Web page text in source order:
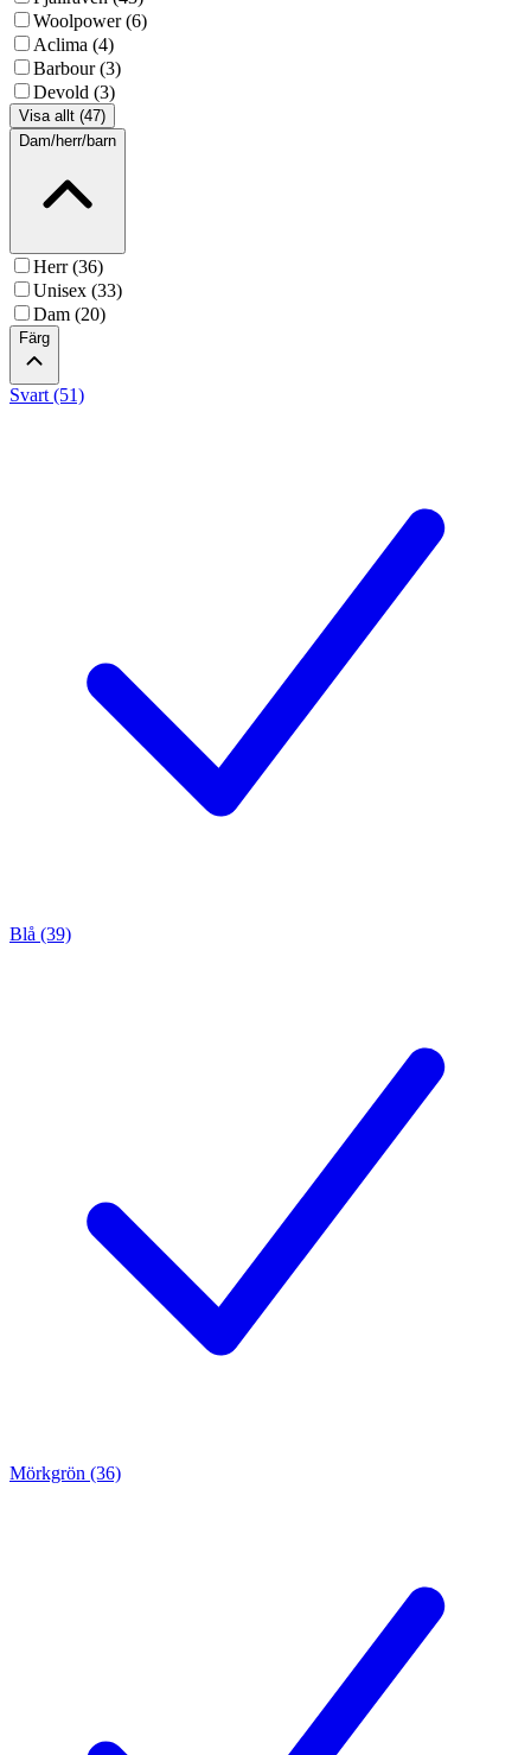
Woolpower (6)
Aclima (4)
Barbour (3)
Devold (3)
Visa allt (47)
Dam/herr/barn
Herr (36)
Unisex (33)
Dam (20)
Färg
Svart (51)
Blå (39)
Mörkgrön (36)